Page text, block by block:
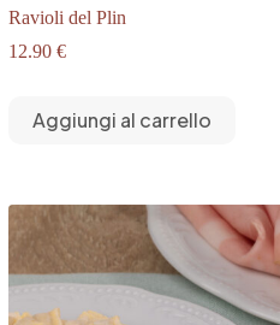
Ravioli del Plin
12.90 €
Aggiungi al carrello